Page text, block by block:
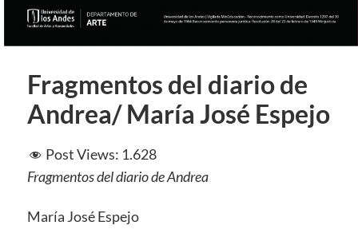
Fragmentos del diario de
Andrea/ María José Espejo
Post Views: 1.628
Fragmentos del diario de Andrea
María José Espejo